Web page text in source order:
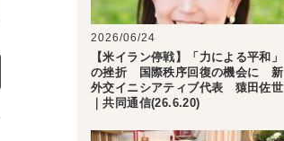
2026/06/24
【米イラン停戦】「力による平和」
の挫折 国際秩序回復の機会に 新
外交イニシアティブ代表 猿田佐世
｜共同通信(26.6.20)